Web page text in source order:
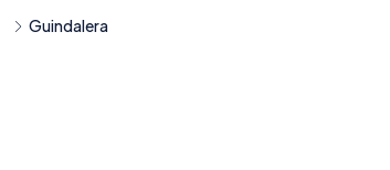
Guindalera